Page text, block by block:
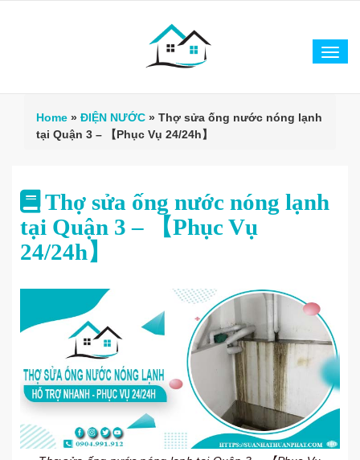
Home » ĐIỆN NƯỚC » Thợ sửa ống nước nóng lạnh
tại Quận 3 – 【Phục Vụ 24/24h】
Thợ sửa ống nước nóng lạnh
tại Quận 3 – 【Phục Vụ
24/24h】